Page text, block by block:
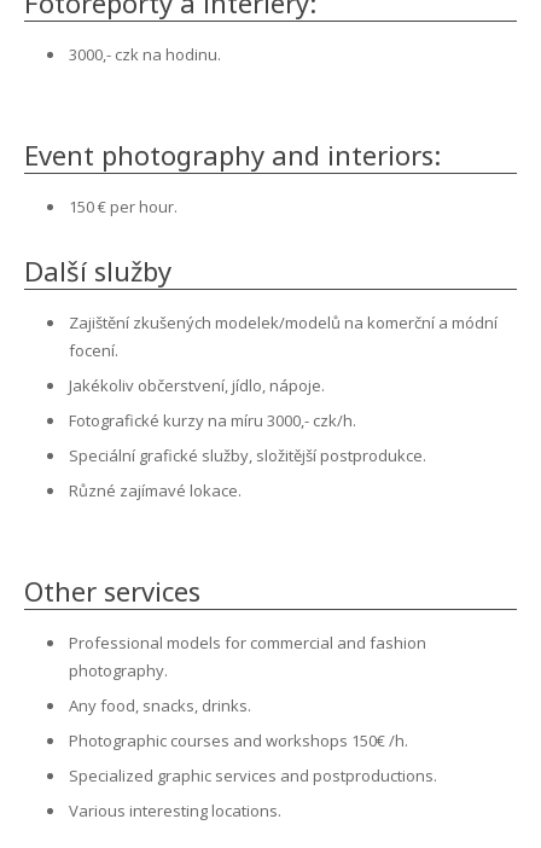
3000,- czk na hodinu.
Event photography and interiors:
150 € per hour.
Další služby
Zajištění zkušených modelek/modelů na komerční a módní
focení.
Jakékoliv občerstvení, jídlo, nápoje.
Fotografické kurzy na míru 3000,- czk/h.
Speciální grafické služby, složitější postprodukce.
Různé zajímavé lokace.
Other services
Professional models for commercial and fashion
photography.
Any food, snacks, drinks.
Photographic courses and workshops 150€ /h.
Specialized graphic services and postproductions.
Various interesting locations.